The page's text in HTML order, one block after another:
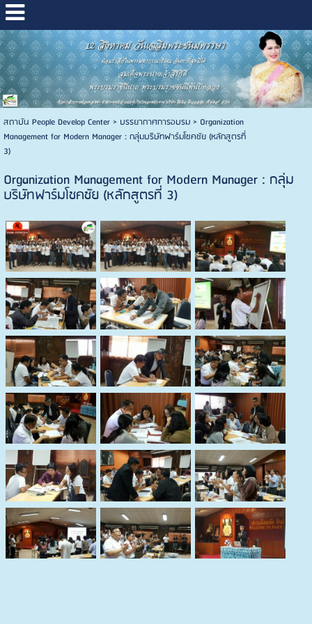
สถาบัน People Develop Center> บรรยากาศการอบรม> Organization
Management for Modern Manager : กลุ่มบริษัทฟาร์มโชคชัย (หลักสูตรที่
3)
Organization Management for Modern Manager : กลุ่ม
บริษัทฟาร์มโชคชัย (หลักสูตรที่ 3)